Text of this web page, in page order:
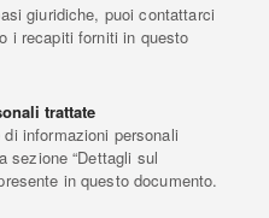
giuridiche, puoi contattarci
i recapiti forniti in questo
trattate
informazioni personali
sezione “Dettagli sul
in questo documento.